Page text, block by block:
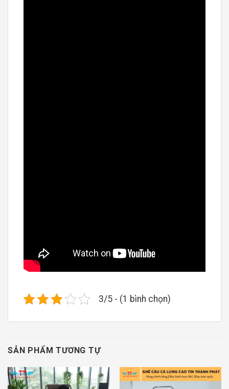
3/5 - (1 bình chọn)
SẢN PHẨM TƯƠNG TỰ